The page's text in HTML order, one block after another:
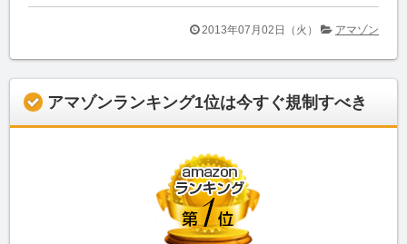
2013年07月02日（火） アマゾン
アマゾンランキング1位は今すぐ規制すべき